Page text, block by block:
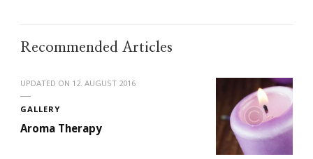
Recommended Articles
UPDATED ON 12. AUGUST 2016
GALLERY
Aroma Therapy